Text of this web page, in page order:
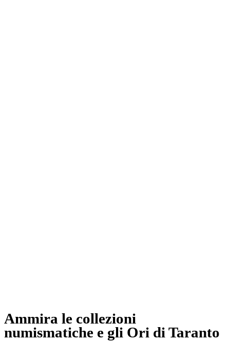
Ammira le collezioni
numismatiche e gli Ori di Taranto